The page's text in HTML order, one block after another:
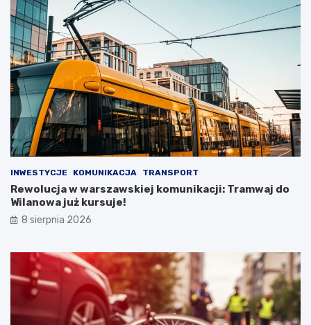
INWESTYCJE KOMUNIKACJA TRANSPORT
Rewolucja w warszawskiej komunikacji: Tramwaj do
Wilanowa już kursuje!
8 sierpnia 2026